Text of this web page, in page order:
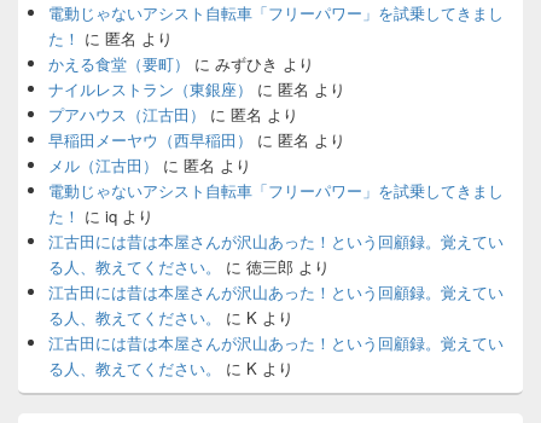
電動じゃないアシスト自転車「フリーパワー」を試乗してきまし
た！ に 匿名 より
かえる食堂（要町）
に みずひき より
ナイルレストラン（東銀座）
に 匿名 より
プアハウス（江古田）
に 匿名 より
早稲田メーヤウ（西早稲田）
に 匿名 より
メル（江古田）
に 匿名 より
電動じゃないアシスト自転車「フリーパワー」を試乗してきまし
た！ に iq より
江古田には昔は本屋さんが沢山あった！という回顧録。覚えてい
る人、教えてください。
に 徳三郎 より
江古田には昔は本屋さんが沢山あった！という回顧録。覚えてい
る人、教えてください。
に K より
江古田には昔は本屋さんが沢山あった！という回顧録。覚えてい
る人、教えてください。
に K より